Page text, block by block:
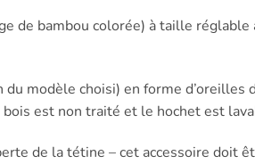
de bambou colorée) à taille
modèle choisi) en forme d’oreilles
est non traité et le hochet est
de la tétine – cet accessoire doit